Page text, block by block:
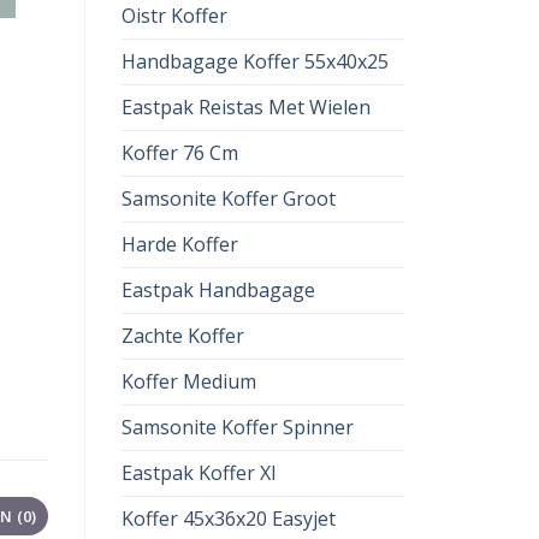
Oistr Koffer
Handbagage Koffer 55x40x25
Eastpak Reistas Met Wielen
Koffer 76 Cm
Samsonite Koffer Groot
Harde Koffer
Eastpak Handbagage
Zachte Koffer
Koffer Medium
Samsonite Koffer Spinner
Eastpak Koffer Xl
Koffer 45x36x20 Easyjet
(0)